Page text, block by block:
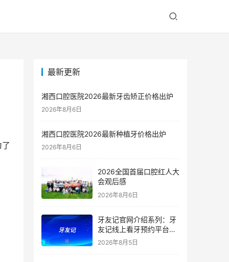
最新更新
湘西口腔医院2026最新牙齿矫正价格出炉
2026年8月6日
湘西口腔医院2026最新种植牙价格出炉
2026年8月6日
2026全国首届口腔红人大
会观后感
2026年8月6日
牙友记官网介绍系列：牙
友记线上看牙预约平台是
干什么的？靠谱吗？
2026年8月5日